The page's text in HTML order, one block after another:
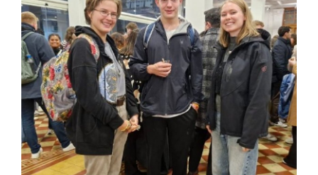
Alumni
English